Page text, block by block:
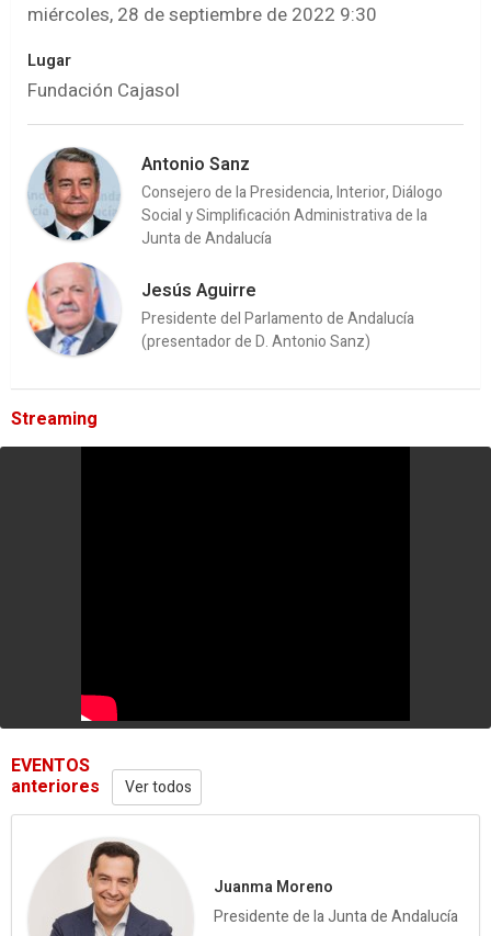
miércoles, 28 de septiembre de 2022 9:30
Lugar
Fundación Cajasol
Antonio Sanz
Consejero de la Presidencia, Interior, Diálogo
Social y Simplificación Administrativa de la
Junta de Andalucía
Jesús Aguirre
Presidente del Parlamento de Andalucía
(presentador de D. Antonio Sanz)
Streaming
EVENTOS
anteriores Ver todos
Juanma Moreno
Presidente de la Junta de Andalucía